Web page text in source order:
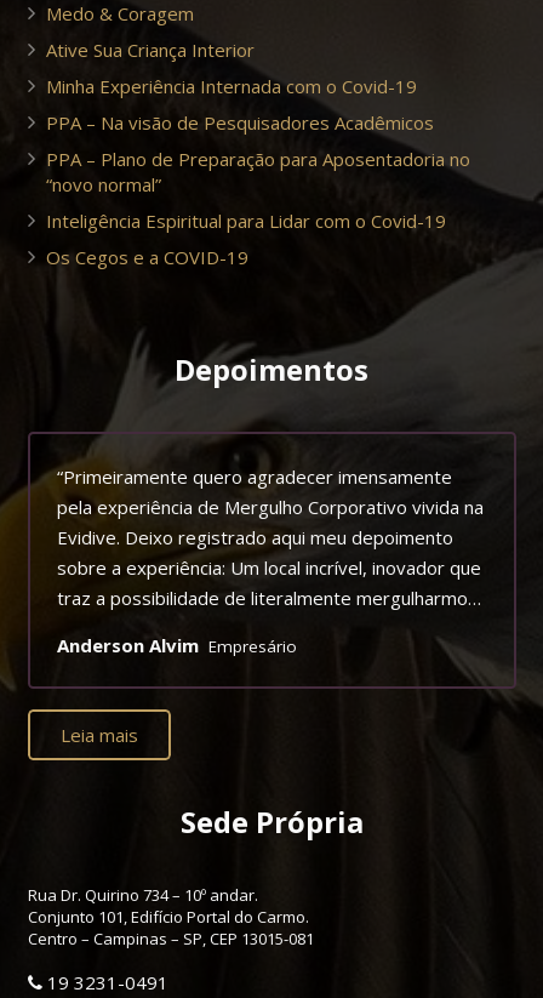
Medo & Coragem
Ative Sua Criança Interior
Minha Experiência Internada com o Covid-19
PPA – Na visão de Pesquisadores Acadêmicos
PPA – Plano de Preparação para Aposentadoria no
“novo normal”
Inteligência Espiritual para Lidar com o Covid-19
Os Cegos e a COVID-19
Depoimentos
“Primeiramente quero agradecer imensamente
pela experiência de Mergulho Corporativo vivida na
Evidive. Deixo registrado aqui meu depoimento
sobre a experiência: Um local incrível, inovador que
traz a possibilidade de literalmente mergulharmos
para os participantes uma percepção de nossos
sentidos e sentimentos de forma aguçada, nos
possibilitando perceber, o quão importante é a
comunicação e atenção que devemos ter com
estão a nosso redor convivendo, dividindo e
compartilhando! Além de proporcionar uma
em uma experiência realista com muita beleza e
vida. Mais uma vez a Razão Humana inovando no
parabéns!!!
Anderson Alvim Empresário
Leia mais
Sede Própria
Rua Dr. Quirino 734 – 10º andar.
Conjunto 101, Edifício Portal do Carmo.
Centro – Campinas – SP, CEP 13015-081
19 3231-0491